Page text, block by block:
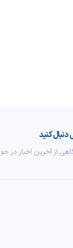
کنید
از آخرین اخبار در